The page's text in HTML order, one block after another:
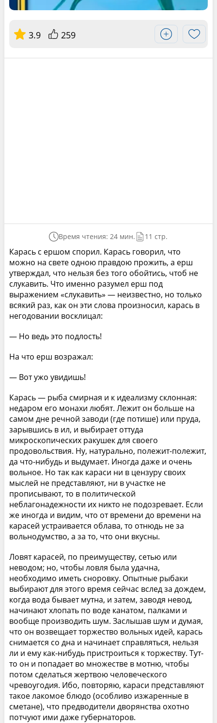
3.9 259
Время чтения: 24 мин. 11 стр.
Карась с ершом спорил. Карась говорил, что
можно на свете одною правдою прожить, а ерш
утверждал, что нельзя без того обойтись, чтоб не
слукавить. Что именно разумел ерш под
выражением «слукавить» — неизвестно, но только
всякий раз, как он эти слова произносил, карась в
негодовании восклицал:
— Но ведь это подлость!
На что ерш возражал:
— Вот ужо увидишь!
Карась — рыба смирная и к идеализму склонная:
недаром его монахи любят. Лежит он больше на
самом дне речной заводи (где потише) или пруда,
зарывшись в ил, и выбирает оттуда
микроскопических ракушек для своего
продовольствия. Ну, натурально, полежит-полежит,
да что-нибудь и выдумает. Иногда даже и очень
вольное. Но так как караси ни в цензуру своих
мыслей не представляют, ни в участке не
прописывают, то в политической
неблагонадежности их никто не подозревает. Если
же иногда и видим, что от времени до времени на
карасей устраивается облава, то отнюдь не за
вольнодумство, а за то, что они вкусны.
Ловят карасей, по преимуществу, сетью или
неводом; но, чтобы ловля была удачна,
необходимо иметь сноровку. Опытные рыбаки
выбирают для этого время сейчас вслед за дождем,
когда вода бывает мутна, и затем, заводя невод,
начинают хлопать по воде канатом, палками и
вообще производить шум. Заслышав шум и думая,
что он возвещает торжество вольных идей, карась
снимается со дна и начинает справляться, нельзя
ли и ему как-нибудь пристроиться к торжеству. Тут-
то он и попадает во множестве в мотню, чтобы
потом сделаться жертвою человеческого
чревоугодия. Ибо, повторяю, караси представляют
такое лакомое блюдо (особливо изжаренные в
сметане), что предводители дворянства охотно
потчуют ими даже губернаторов.